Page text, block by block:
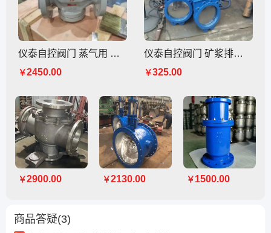
仪泰自控阀门 蒸气用 铸钢材质 高灵敏减压阀 YG43H
￥2450.00
仪泰自控阀门 矿浆排渣 对夹式 手动浆液阀 KUZ73X
￥325.00
￥2900.00 ￥2130.00 ￥1500.00
商品答疑(3)